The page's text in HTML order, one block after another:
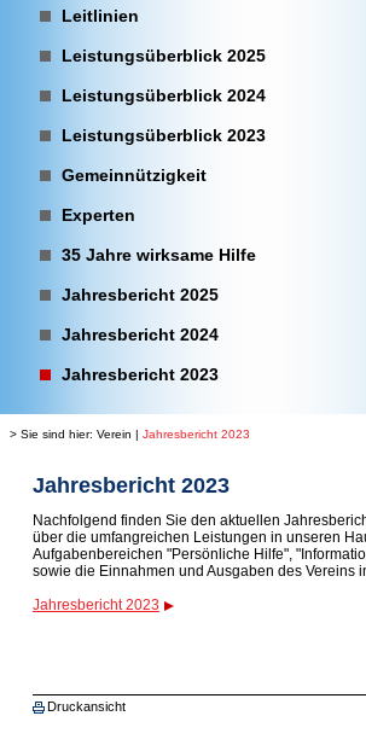
Leitlinien
Leistungsüberblick 2025
Leistungsüberblick 2024
Leistungsüberblick 2023
Gemeinnützigkeit
Experten
35 Jahre wirksame Hilfe
Jahresbericht 2025
Jahresbericht 2024
Jahresbericht 2023
> Sie sind hier: Verein | Jahresbericht 2023
Jahresbericht 2023
Nachfolgend finden Sie den aktuellen
über die umfangreichen Leistungen in unseren
Aufgabenbereichen "Persönliche Hilfe",
sowie die Einnahmen und Ausgaben des Vereins
Jahresbericht 2023
Druckansicht